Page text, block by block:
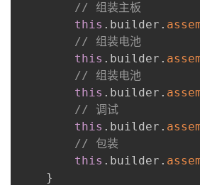
// 组装主板
this . builder .
// 组装电池
this . builder .
// 组装电池
this . builder .
// 调试
this . builder .
// 包装
this . builder .
}